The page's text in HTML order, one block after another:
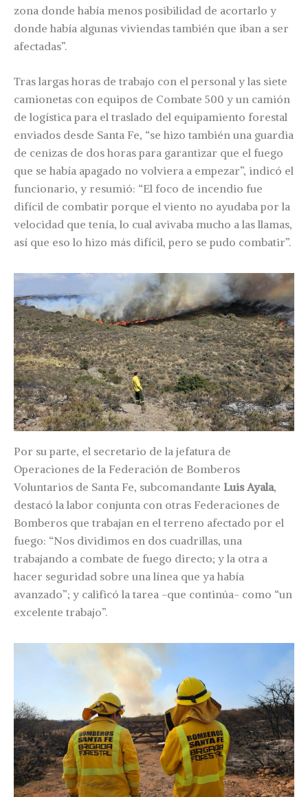
zona donde había menos posibilidad de acortarlo y
donde había algunas viviendas también que iban a ser
afectadas”.
Tras largas horas de trabajo con el personal y las siete
camionetas con equipos de Combate 500 y un camión
de logística para el traslado del equipamiento forestal
enviados desde Santa Fe, “se hizo también una guardia
de cenizas de dos horas para garantizar que el fuego
que se había apagado no volviera a empezar”, indicó el
funcionario, y resumió: “El foco de incendio fue
difícil de combatir porque el viento no ayudaba por la
velocidad que tenía, lo cual avivaba mucho a las llamas,
así que eso lo hizo más difícil, pero se pudo combatir”.
Por su parte, el secretario de la jefatura de
Operaciones de la Federación de Bomberos
Voluntarios de Santa Fe, subcomandante Luis Ayala,
destacó la labor conjunta con otras Federaciones de
Bomberos que trabajan en el terreno afectado por el
fuego: “Nos dividimos en dos cuadrillas, una
trabajando a combate de fuego directo; y la otra a
hacer seguridad sobre una línea que ya había
avanzado”; y calificó la tarea -que continúa- como “un
excelente trabajo”.